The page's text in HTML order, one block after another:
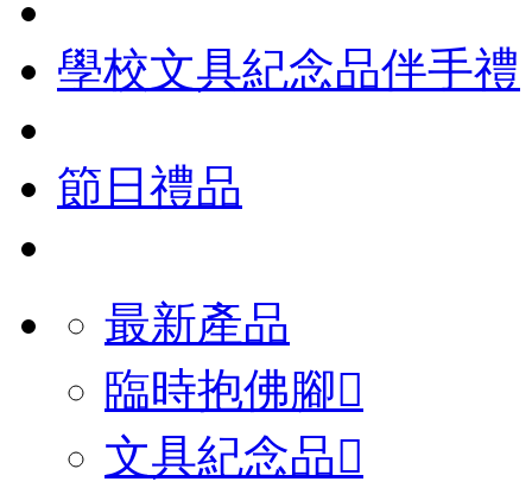
學校文具紀念品伴手禮
節日禮品
最新產品
臨時抱佛腳
文具紀念品